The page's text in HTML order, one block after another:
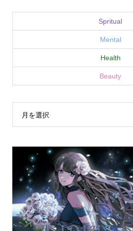
Spritual
Mental
Health
Beauty
月を選択